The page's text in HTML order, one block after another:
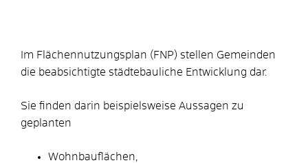
Im Flächennutzungsplan (FNP) stellen Gemeinden
die beabsichtigte städtebauliche Entwicklung dar.
Sie finden darin beispielsweise Aussagen zu
geplanten
Wohnbauflächen,